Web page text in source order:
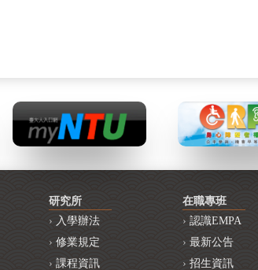
研究所
入學辦法
修業規定
課程資訊
在職專班
認識EMPA
最新公告
招生資訊